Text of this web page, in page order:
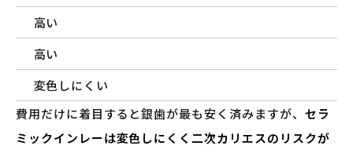
高い
高い
変色しにくい
費用だけに着目すると銀歯が最も安く済みますが、 セラ
ミックインレーは変色しにくく二次カリエスのリスクが